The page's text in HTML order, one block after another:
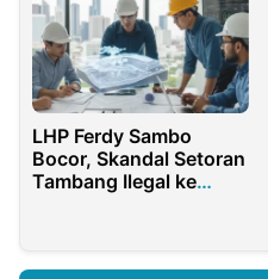
LHP Ferdy Sambo
Bocor, Skandal Setoran
Tambang Ilegal ke